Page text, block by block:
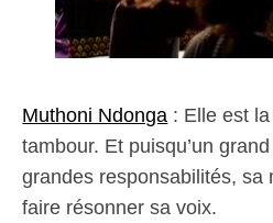
Muthoni Ndonga : Elle est
tambour. Et puisqu’un
grandes responsabilités, sa
faire résonner sa voix.